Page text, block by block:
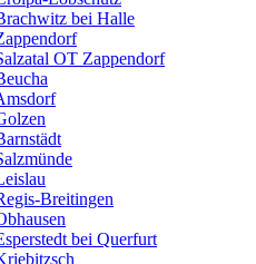
bei Halle
OT Zappendorf
Breitingen
bei Querfurt